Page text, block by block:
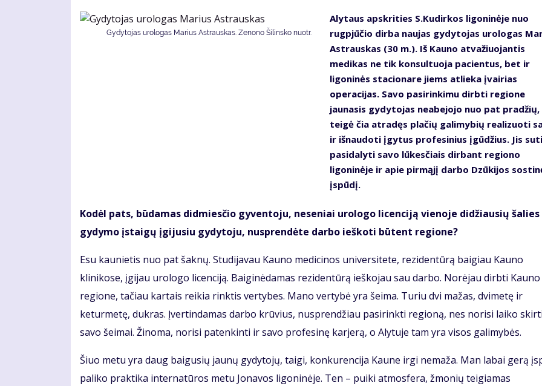
Gydytojas urologas Marius Astrauskas. Zenono Šilinsko nuotr.
Alytaus apskrities S.Kudirkos ligoninėje nuo
rugpjūčio dirba naujas gydytojas urologas
Astrauskas (30 m.). Iš Kauno atvažiuojantis
medikas ne tik konsultuoja pacientus, bet ir
ligoninės stacionare jiems atlieka įvairias
operacijas. Savo pasirinkimu dirbti regione
jaunasis gydytojas neabejojo nuo pat pradžių,
teigė čia atradęs plačių galimybių realizuoti
ir išnaudoti įgytus profesinius įgūdžius. Jis
pasidalyti savo lūkesčiais dirbant regiono
ligoninėje ir apie pirmąjį darbo Dzūkijos
įspūdį.
Kodėl pats, būdamas didmiesčio gyventoju, neseniai urologo licenciją vienoje didžiausių šalies
gydymo įstaigų įgijusiu gydytoju, nusprendėte darbo ieškoti būtent regione?
Esu kaunietis nuo pat šaknų. Studijavau Kauno medicinos universitete, rezidentūrą baigiau Kauno
klinikose, įgijau urologo licenciją. Baiginėdamas rezidentūrą ieškojau sau darbo. Norėjau dirbti Kauno
regione, tačiau kartais reikia rinktis vertybes. Mano vertybė yra šeima. Turiu dvi mažas, dvimetę ir
keturmetę, dukras. Įvertindamas darbo krūvius, nusprendžiau pasirinkti regioną, nes norisi laiko
savo šeimai. Žinoma, norisi patenkinti ir savo profesinę karjerą, o Alytuje tam yra visos galimybės.
Šiuo metu yra daug baigusių jaunų gydytojų, taigi, konkurencija Kaune irgi nemaža. Man labai gerą
paliko praktika internatūros metu Jonavos ligoninėje. Ten – puiki atmosfera, žmonių teigiamas